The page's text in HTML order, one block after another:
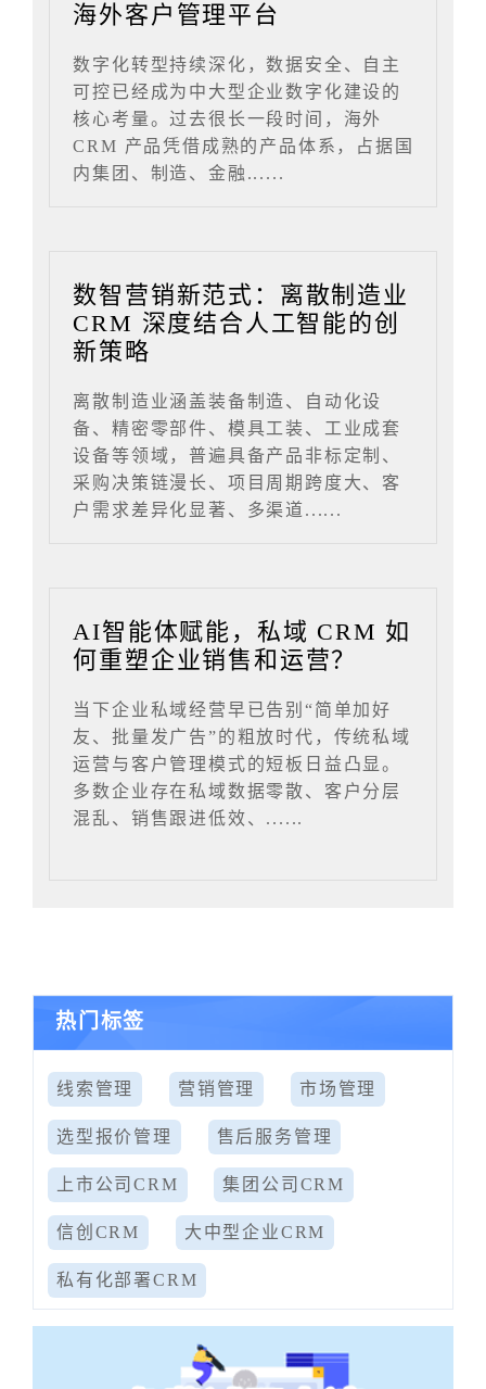
海外客户管理平台
数字化转型持续深化，数据安全、自主
可控已经成为中大型企业数字化建设的
核心考量。过去很长一段时间，海外
CRM 产品凭借成熟的产品体系，占据国
内集团、制造、金融......
数智营销新范式：离散制造业
CRM 深度结合人工智能的创
新策略
离散制造业涵盖装备制造、自动化设
备、精密零部件、模具工装、工业成套
设备等领域，普遍具备产品非标定制、
采购决策链漫长、项目周期跨度大、客
户需求差异化显著、多渠道......
AI智能体赋能，私域 CRM 如
何重塑企业销售和运营？
当下企业私域经营早已告别“简单加好
友、批量发广告”的粗放时代，传统私域
运营与客户管理模式的短板日益凸显。
多数企业存在私域数据零散、客户分层
混乱、销售跟进低效、......
热门标签
线索管理 营销管理 市场管理
选型报价管理 售后服务管理
上市公司CRM 集团公司CRM
信创CRM 大中型企业CRM
私有化部署CRM